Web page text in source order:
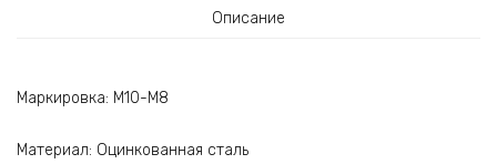
Описание
Маркировка: М10-М8
Материал: Оцинкованная сталь